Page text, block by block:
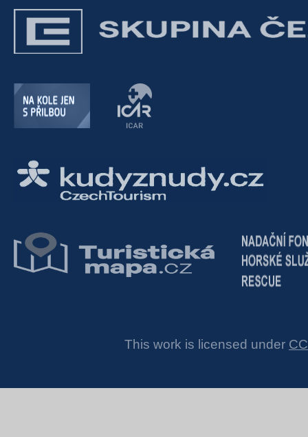
This work is licensed under